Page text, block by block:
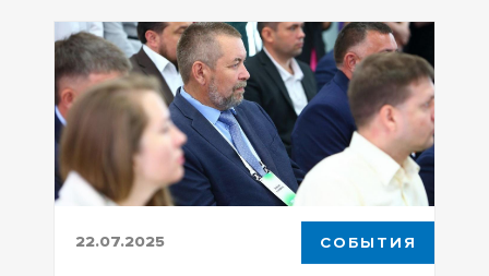
профессиональным образованием
могут пройти обучение бесплатно с 15
сентября по 30 ноября
22.07.2025 СОБЫТИЯ